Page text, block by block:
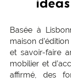
Basée à
maison
et savoir-faire
mobilier et
affirmé, des